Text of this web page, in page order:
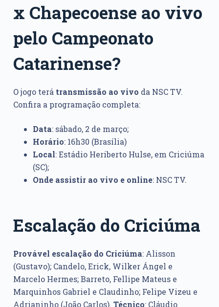
x Chapecoense ao vivo
pelo Campeonato
Catarinense?
O jogo terá transmissão ao vivo da NSC TV.
Confira a programação completa:
Data: sábado, 2 de março;
Horário: 16h30 (Brasília)
Local: Estádio Heriberto Hulse, em Criciúma
(SC);
Onde assistir ao vivo e online: NSC TV.
Escalação do Criciúma
Provável escalação do Criciúma: Alisson
(Gustavo); Candelo, Erick, Wilker Ángel e
Marcelo Hermes; Barreto, Fellipe Mateus e
Marquinhos Gabriel e Claudinho; Felipe Vizeu e
Adrianinho (João Carlos). Técnico: Cláudio